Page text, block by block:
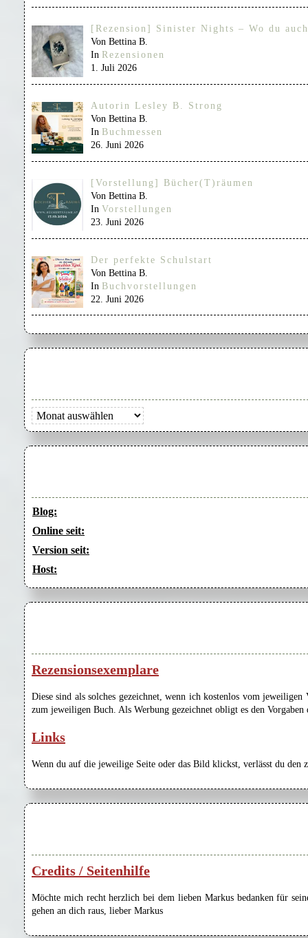
[Rezension] Sinister Nights – Wo du
Von Bettina B.
In Rezensionen
1. Juli 2026
Autorin Lesley B. Strong
Von Bettina B.
In Buchmessen
26. Juni 2026
[Vorstellung] Bücher(T)räumen
Von Bettina B.
In Vorstellungen
23. Juni 2026
Der perfekte Schulstart
Von Bettina B.
In Buchvorstellungen
22. Juni 2026
Archiv
Blog:
Online seit:
Version seit:
Host:
Rezensionsexemplare
Diese sind als solches gezeichnet, wenn ich kostenlos vom
zum jeweiligen Buch. Als Werbung gezeichnet obligt es den
Links
Wenn du auf die jeweilige Seite oder das Bild klickst, verlässt du den
Credits / Seitenhilfe
Möchte mich recht herzlich bei dem lieben Markus bedanken für
gehen an dich raus, lieber Markus